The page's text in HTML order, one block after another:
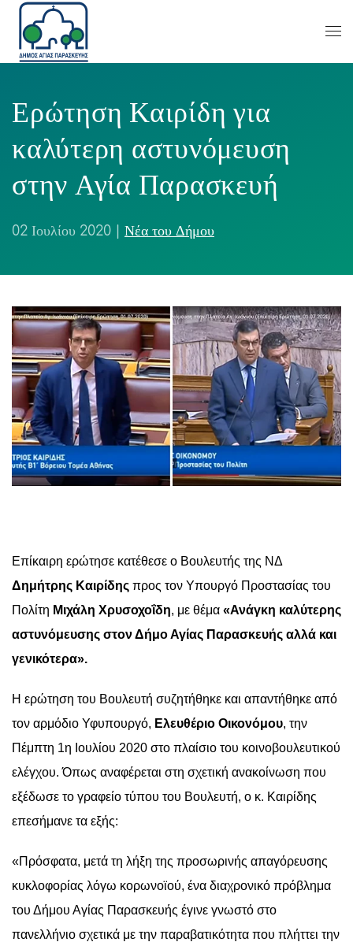
Ερώτηση Καιρίδη για
καλύτερη αστυνόμευση
στην Αγία Παρασκευή
02 Ιουλίου 2020 Νέα του Δήμου
Επίκαιρη ερώτησε κατέθεσε ο Βουλευτής της ΝΔ
Δημήτρης Καιρίδης προς τον Υπουργό Προστασίας του
Πολίτη Μιχάλη Χρυσοχοΐδη, με θέμα «Ανάγκη καλύτερης
αστυνόμευσης στον Δήμο Αγίας Παρασκευής αλλά και
γενικότερα».
Η ερώτηση του Βουλευτή συζητήθηκε και απαντήθηκε από
τον αρμόδιο Υφυπουργό, Ελευθέριο Οικονόμου, την
Πέμπτη 1η Ιουλίου 2020 στο πλαίσιο του κοινοβουλευτικού
ελέγχου. Όπως αναφέρεται στη σχετική ανακοίνωση που
εξέδωσε το γραφείο τύπου του Βουλευτή, ο κ. Καιρίδης
επεσήμανε τα εξής:
«Πρόσφατα, μετά τη λήξη της προσωρινής απαγόρευσης
κυκλοφορίας λόγω κορωνοϊού, ένα διαχρονικό πρόβλημα
του Δήμου Αγίας Παρασκευής έγινε γνωστό στο
πανελλήνιο σχετικά με την παραβατικότητα που πλήττει την